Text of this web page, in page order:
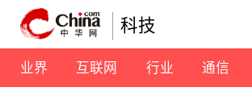
科技
业界 互联网 行业 通信